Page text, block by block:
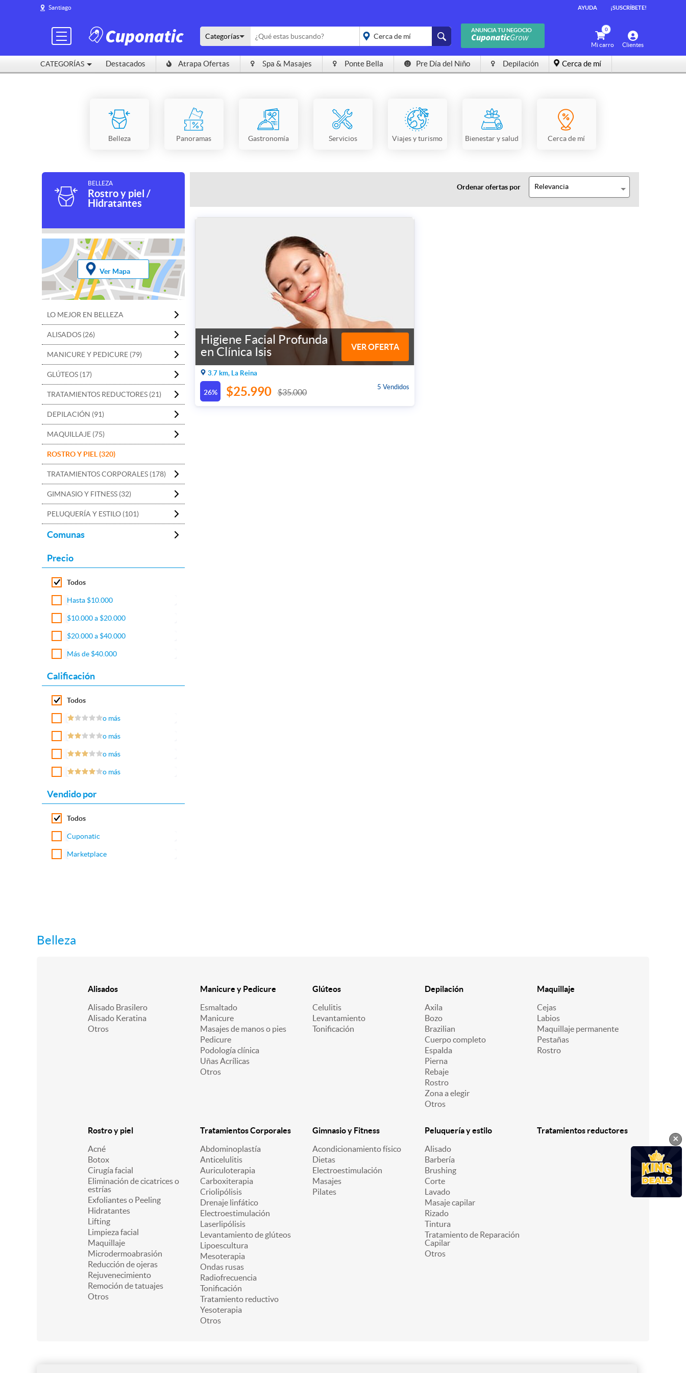
Santiago AYUDA ¡SUSCRÍBETE!
CATEGORÍAS
ANUNCIA TU NEGOCIO
Clientes
Categorías
placeholder="Todo el
0
Mi carro
Destacados Atrapa Ofertas Spa & Masajes Ponte Bella Pre Día del Niño Depilación Cerca de mí
Belleza Panoramas Gastronomía Servicios Viajes y turismo Bienestar y salud Cerca de mí
BELLEZA
Rostro y piel /
Hidratantes
Ver Mapa
LO MEJOR EN BELLEZA
ALISADOS (26)
MANICURE Y PEDICURE (79)
GLÚTEOS (17)
TRATAMIENTOS REDUCTORES (21)
DEPILACIÓN (91)
MAQUILLAJE (75)
ROSTRO Y PIEL (320)
TRATAMIENTOS CORPORALES (178)
GIMNASIO Y FITNESS (32)
PELUQUERÍA Y ESTILO (101)
Comunas
Precio
Todos
Hasta $10.000
$10.000 a $20.000
$20.000 a $40.000
Más de $40.000
Calificación
Todos
o más
o más
o más
o más
Vendido por
Todos
Cuponatic
Marketplace
Ordenar ofertas por Relevancia
Higiene Facial Profunda
en Clínica Isis
VER OFERTA
3.7 km, La Reina
26%
5 Vendidos
$25.990 $35.000
Belleza
Alisados
Alisado Brasilero
Alisado Keratina
Otros
Manicure y Pedicure
Esmaltado
Manicure
Masajes de manos o pies
Pedicure
Podología clínica
Uñas Acrílicas
Otros
Glúteos
Celulitis
Levantamiento
Tonificación
Depilación
Axila
Bozo
Brazilian
Cuerpo completo
Espalda
Pierna
Rebaje
Rostro
Zona a elegir
Otros
Maquillaje
Cejas
Labios
Maquillaje permanente
Pestañas
Rostro
Rostro y piel
Acné
Botox
Cirugía facial
Eliminación de cicatrices o
estrías
Exfoliantes o Peeling
Hidratantes
Lifting
Limpieza facial
Maquillaje
Microdermoabrasión
Reducción de ojeras
Rejuvenecimiento
Remoción de tatuajes
Otros
Tratamientos Corporales
Abdominoplastía
Anticelulitis
Auriculoterapia
Carboxiterapia
Criolipólisis
Drenaje linfático
Electroestimulación
Laserlipólisis
Levantamiento de glúteos
Lipoescultura
Mesoterapia
Ondas rusas
Radiofrecuencia
Tonificación
Tratamiento reductivo
Yesoterapia
Otros
Gimnasio y Fitness
Acondicionamiento físico
Dietas
Electroestimulación
Masajes
Pilates
Peluquería y estilo
Alisado
Barbería
Brushing
Corte
Lavado
Masaje capilar
Rizado
Tintura
Tratamiento de Reparación
Capilar
Otros
Tratamientos reductores
×